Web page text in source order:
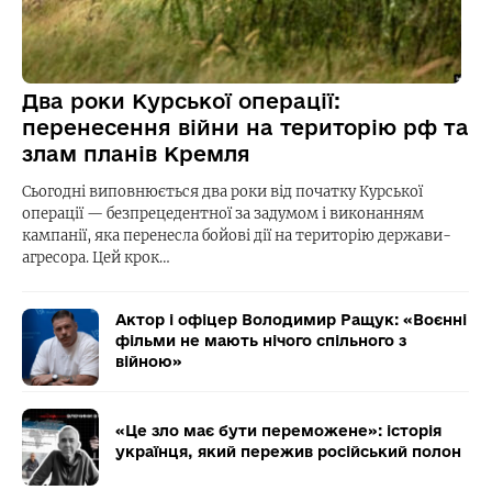
Два роки Курської операції:
перенесення війни на територію рф та
злам планів Кремля
Сьогодні виповнюється два роки від початку Курської
операції — безпрецедентної за задумом і виконанням
кампанії, яка перенесла бойові дії на територію держави-
агресора. Цей крок…
Актор і офіцер Володимир Ращук: «Воєнні
фільми не мають нічого спільного з
війною»
«Це зло має бути переможене»: історія
українця, який пережив російський полон